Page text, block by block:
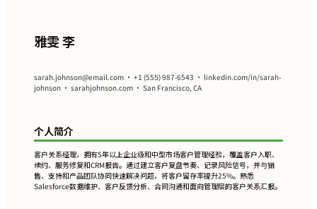
雅雯 李
sarah.johnson@email.com • +1 (555) 987-6543 • linkedin.com/in/sarah-
johnson • sarahjohnson.com • San Francisco, CA
个人简介
客户关系经理，拥有5年以上企业级和中型市场客户管理经验，覆盖客户入职、
续约、服务修复和CRM报告。通过建立客户复盘节奏、记录风险信号，并与销
售、支持和产品团队协同快速解决问题，将客户留存率提升25%。熟悉
Salesforce数据维护、客户反馈分析、合同沟通和面向管理层的客户关系汇报。